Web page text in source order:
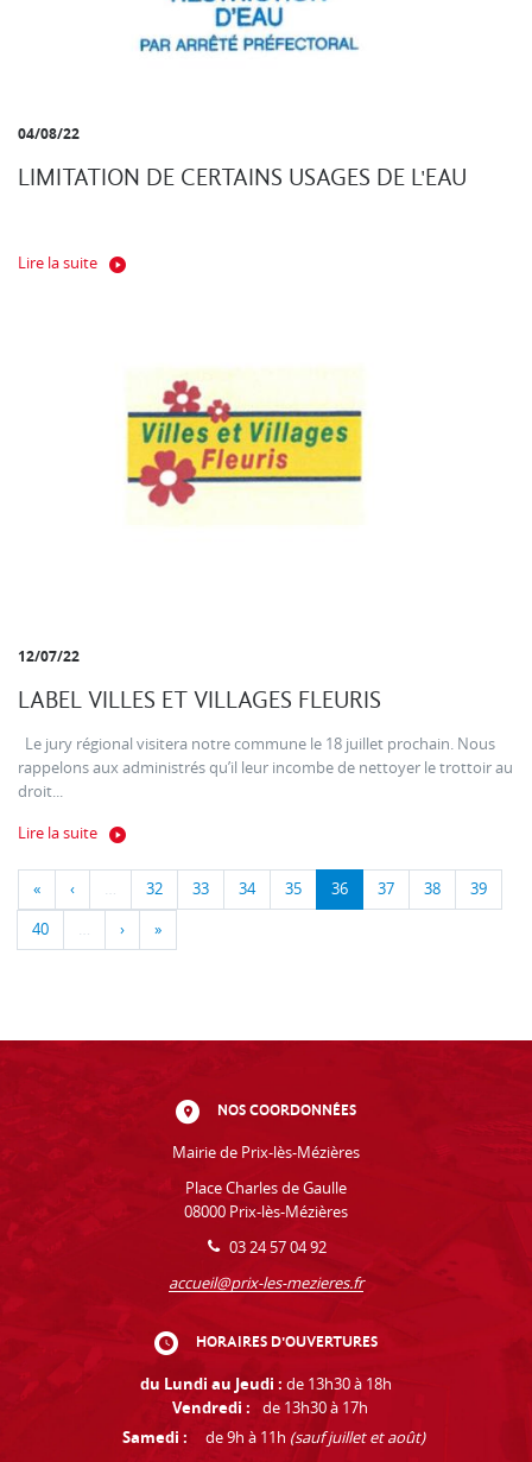
04/08/22
LIMITATION DE CERTAINS USAGES DE L'EAU
Lire la suite
12/07/22
LABEL VILLES ET VILLAGES FLEURIS
Le jury régional visitera notre commune le 18 juillet prochain. Nous
rappelons aux administrés qu’il leur incombe de nettoyer le trottoir au
droit...
Lire la suite
« ‹ … 32 33 34 35 36 37 38 39
40 … › »
NOS COORDONNÉES
Mairie de Prix-lès-Mézières
Place Charles de Gaulle
08000 Prix-lès-Mézières
03 24 57 04 92
accueil@prix-les-mezieres.fr
HORAIRES D'OUVERTURES
du Lundi au Jeudi : de 13h30 à 18h
Vendredi :
de 13h30 à 17h
Samedi :
de 9h à 11h (sauf juillet et août)